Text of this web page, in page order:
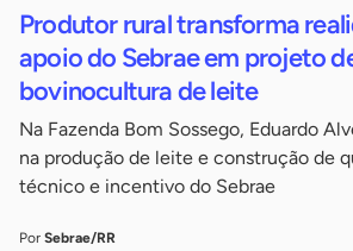
Produtor rural transforma
apoio do Sebrae em projeto
bovinocultura de leite
Na Fazenda Bom Sossego, Eduardo
na produção de leite e construção de
técnico e incentivo do Sebrae
Por Sebrae/RR